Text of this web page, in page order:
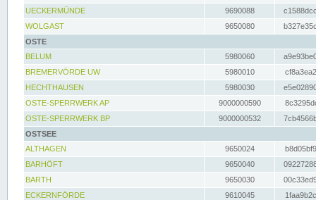
UECKERMÜNDE
9690088
WOLGAST
9650080
OSTE
BELUM
5980060
BREMERVÖRDE UW
5980010
HECHTHAUSEN
5980030
OSTE-SPERRWERK AP
9000000590
OSTE-SPERRWERK BP
9000000532
OSTSEE
ALTHAGEN
9650024
BARHÖFT
9650040
BARTH
9650030
ECKERNFÖRDE
9610045